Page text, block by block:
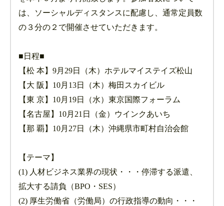
は、ソーシャルディスタンスに配慮し、通常定員数
の３分の２で開催させていただきます。
■日程■
【松 本】9月29日（木）ホテルマイステイズ松山
【大 阪】10月13日（木）梅田スカイビル
【東 京】10月19日（水）東京国際フォーラム
【名古屋】10月21日（金）ウインクあいち
【那 覇】10月27日（木）沖縄県市町村自治会館
【テーマ】
(1) 人材ビジネス業界の現状・・・停滞する派遣、
拡大する請負（BPO・SES）
(2) 厚生労働省（労働局）の行政指導の動向・・・